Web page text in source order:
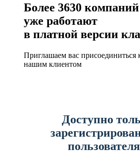
Более 3630 компаний
уже работают
в платной версии
Приглашаем вас присоединиться
нашим клиентом
Доступно